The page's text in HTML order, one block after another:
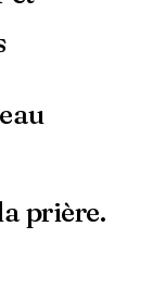
prière.